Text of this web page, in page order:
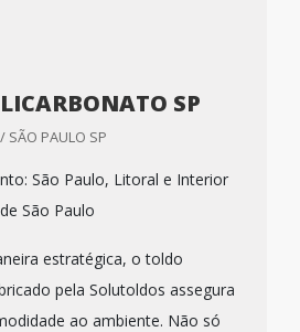
SP
SÃO PAULO SP
São Paulo, Litoral e Interior
São Paulo
estratégica, o toldo
pela Solutoldos assegura
ao ambiente. Não só